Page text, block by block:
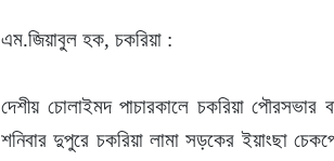
এম.জিয়াবুল হক, চকরিয়া :
দেশীয় চোলাইমদ পাচারকালে চকরিয়া পৌরসভার
শনিবার দুপুরে চকরিয়া লামা সড়কের ইয়াংছা